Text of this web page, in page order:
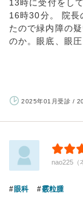
13時に受付をし
16時30分。 院長
たので緑内障の
のか。眼底、眼
2025年01月受診 /
nao225（
眼科 霰粒腫